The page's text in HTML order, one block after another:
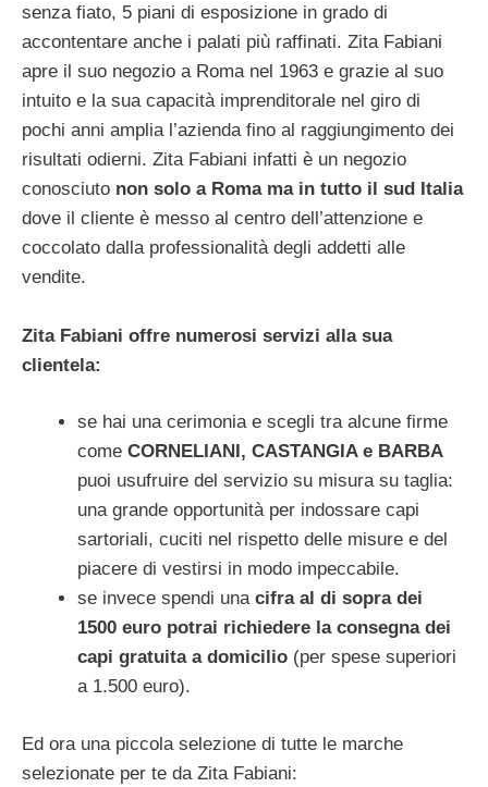
senza fiato, 5 piani di esposizione in grado di
accontentare anche i palati più raffinati. Zita Fabiani
apre il suo negozio a Roma nel 1963 e grazie al suo
intuito e la sua capacità imprenditorale nel giro di
pochi anni amplia l’azienda fino al raggiungimento dei
risultati odierni. Zita Fabiani infatti è un negozio
conosciuto non solo a Roma ma in tutto il sud Italia
dove il cliente è messo al centro dell’attenzione e
coccolato dalla professionalità degli addetti alle
vendite.
Zita Fabiani offre numerosi servizi alla sua
clientela:
se hai una cerimonia e scegli tra alcune firme
come CORNELIANI, CASTANGIA e BARBA
puoi usufruire del servizio su misura su taglia:
una grande opportunità per indossare capi
sartoriali, cuciti nel rispetto delle misure e del
piacere di vestirsi in modo impeccabile.
se invece spendi una cifra al di sopra dei
1500 euro potrai richiedere la consegna dei
capi gratuita a domicilio (per spese superiori
a 1.500 euro).
Ed ora una piccola selezione di tutte le marche
selezionate per te da Zita Fabiani: